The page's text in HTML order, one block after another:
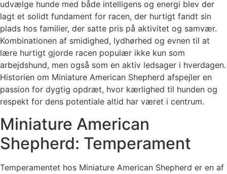
udvælge hunde med både intelligens og energi blev der
lagt et solidt fundament for racen, der hurtigt fandt sin
plads hos familier, der satte pris på aktivitet og samvær.
Kombinationen af smidighed, lydhørhed og evnen til at
lære hurtigt gjorde racen populær ikke kun som
arbejdshund, men også som en aktiv ledsager i hverdagen.
Historien om Miniature American Shepherd afspejler en
passion for dygtig opdræt, hvor kærlighed til hunden og
respekt for dens potentiale altid har været i centrum.
Miniature American
Shepherd: Temperament
Temperamentet hos Miniature American Shepherd er en af